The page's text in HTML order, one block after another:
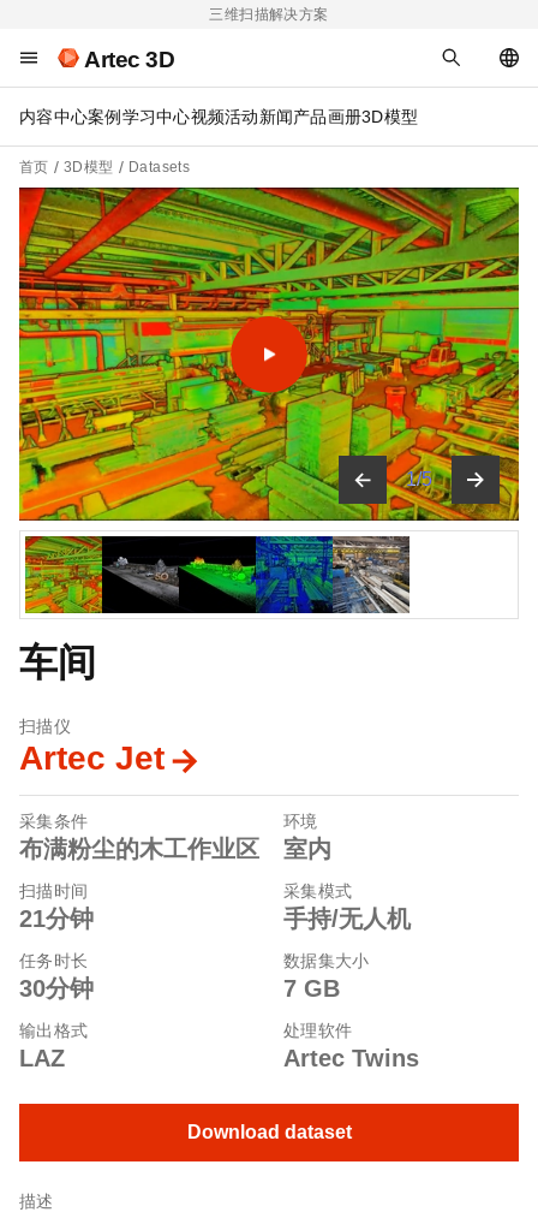
三维扫描解决方案
Artec 3D
内容中心案例 学习中心视频活动新闻产品画册3D模型
首页 3D模型 Datasets
1/5
车间
扫描仪
Artec Jet
采集条件
布满粉尘的木工作业区
环境
室内
扫描时间
21分钟
采集模式
手持/无人机
任务时长
30分钟
数据集大小
7 GB
输出格式
LAZ
处理软件
Artec Twins
Download dataset
描述